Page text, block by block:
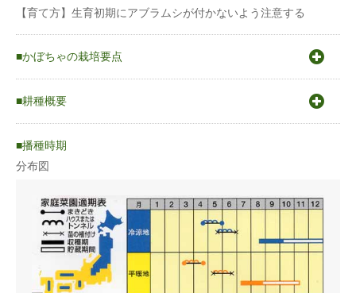
【育て方】生育初期にアブラムシが付かないよう注意する
かぼちゃの栽培要点
高原地帯、ニホンカボチャはメキシコ南部から南米北部、ペポカ
ボチャはメキシコ北部と北米と言われている。〇発芽適温25〜
30℃〇生育適温日本系 17〜20℃(max35℃） 西洋系17〜20℃
（max23℃）
〇涼しい気候を好む。
〇南瓜は大きく3分類できます。ちりめん南瓜などで比較的暑さ
〇連作可能また種からの栽培も簡単で家庭菜園にも向きます。
耕種概要
蒔き方
うね幅（cm） 270
条数（条） 1条
播種時期
分布図